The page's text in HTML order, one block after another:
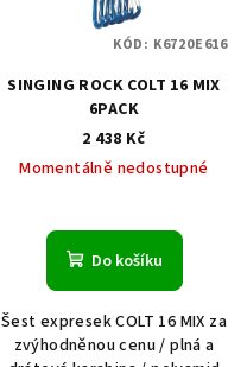
SINGING ROCK COLT 16 MIX
6PACK
2 438 Kč
Momentálně nedostupné
Do košíku
Šest expresek COLT 16 MIX za
zvýhodněnou cenu / plná a
KÓD: K6720E616